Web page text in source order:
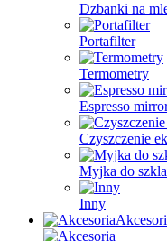
Dzbanki na
Portafilter
Termometry
Espresso
Czyszczenie
Myjka do
Inny